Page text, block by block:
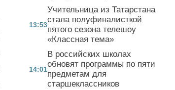
13:53
Учительница из Татарстана
стала полуфиналисткой
пятого сезона телешоу
«Классная тема»
14:01
В российских школах
обновят программы по пяти
предметам для
старшеклассников